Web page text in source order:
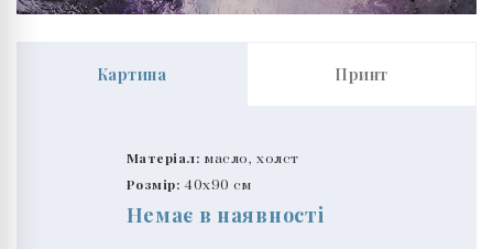
Картина Принт
Матеріал: масло, холст
Розмір: 40x90 см
Немає в наявності